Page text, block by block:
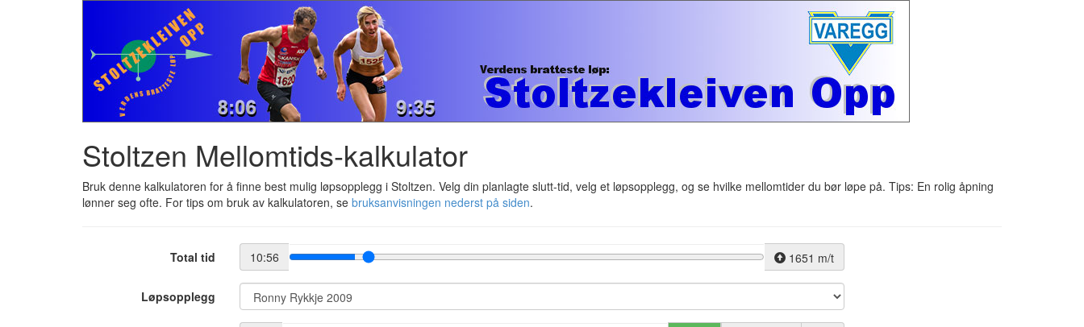
Stoltzen Mellomtids-kalkulator
Bruk denne kalkulatoren for å finne best mulig løpsopplegg i Stoltzen. Velg din planlagte slutt-tid, velg et løpsopplegg, og se hvilke mellomtider du bør løpe på. Tips: En rolig åpning
lønner seg ofte. For tips om bruk av kalkulatoren, se bruksanvisningen nederst på siden.
Total tid 10:56 1651 m/t
Løpsopplegg